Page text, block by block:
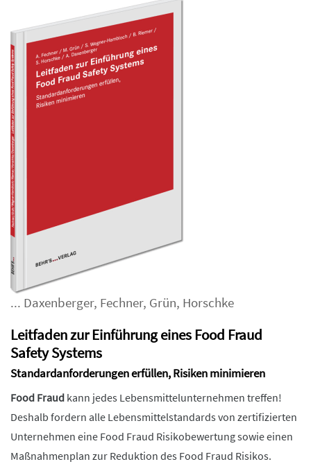
... Daxenberger, Fechner, Grün, Horschke
Leitfaden zur Einführung eines Food Fraud
Safety Systems
Standardanforderungen erfüllen, Risiken minimieren
Food Fraud kann jedes Lebensmittelunternehmen treffen!
Deshalb fordern alle Lebensmittelstandards von zertifizierten
Unternehmen eine Food Fraud Risikobewertung sowie einen
Maßnahmenplan zur Reduktion des Food Fraud Risikos.